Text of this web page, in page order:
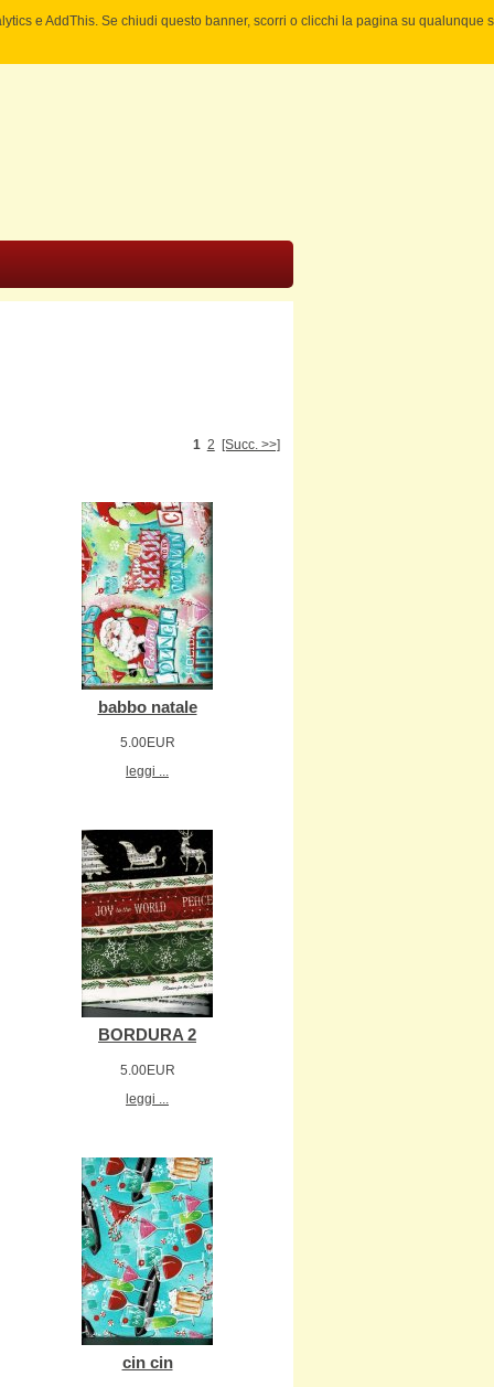
e AddThis. Se chiudi questo banner, scorri o clicchi la pagina su qualunque
1 2 [Succ. >>]
babbo natale
5.00EUR
leggi ...
BORDURA 2
5.00EUR
leggi ...
cin cin